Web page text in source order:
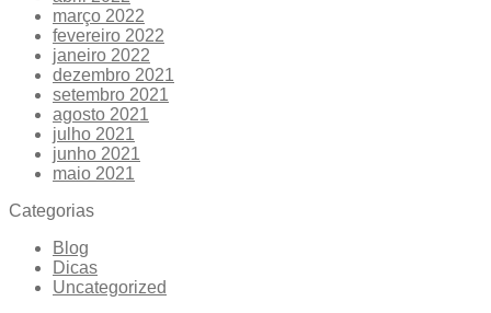
março 2022
fevereiro 2022
janeiro 2022
dezembro 2021
setembro 2021
agosto 2021
julho 2021
junho 2021
maio 2021
Categorias
Blog
Dicas
Uncategorized